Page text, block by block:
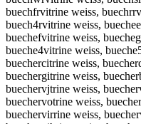
buechfrvitrine weiss,
buech4rvitrine weiss,
buechefvitrine weiss,
bueche4vitrine weiss,
buechercitrine weiss,
buechergitrine weiss,
buechervjtrine weiss,
buechervotrine weiss,
buechervirrine weiss,